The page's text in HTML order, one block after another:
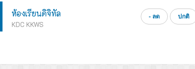
ห้องเรียนดิจิทัล
KDC KKWS
- ลด ปกติ